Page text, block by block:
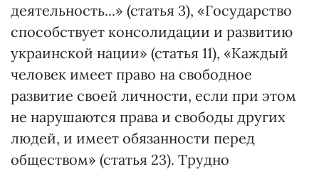
деятельность...» (статья 3), «Государство
способствует консолидации и развитию
украинской нации» (статья 11), «Каждый
человек имеет право на свободное
развитие своей личности, если при этом
не нарушаются права и свободы других
людей, и имеет обязанности перед
обществом» (статья 23). Трудно